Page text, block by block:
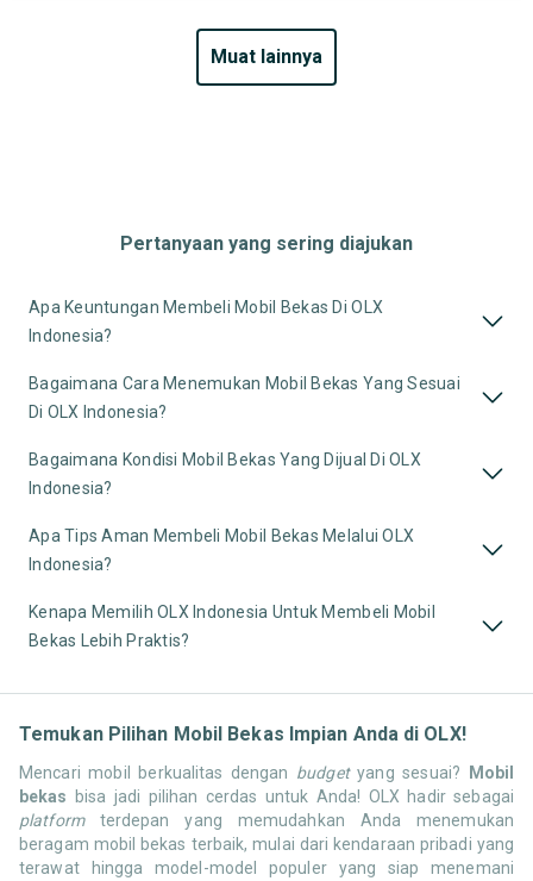
muat lainnya
Pertanyaan yang sering diajukan
Apa Keuntungan Membeli Mobil Bekas Di OLX
Indonesia?
Bagaimana Cara Menemukan Mobil Bekas Yang Sesuai
Di OLX Indonesia?
Bagaimana Kondisi Mobil Bekas Yang Dijual Di OLX
Indonesia?
Apa Tips Aman Membeli Mobil Bekas Melalui OLX
Indonesia?
Kenapa Memilih OLX Indonesia Untuk Membeli Mobil
Bekas Lebih Praktis?
Temukan Pilihan Mobil Bekas Impian Anda di OLX!
Mencari mobil berkualitas dengan budgetyang sesuai? Mobil
bekas bisa jadi pilihan cerdas untuk Anda! OLX hadir sebagai
platformterdepan yang memudahkan Anda menemukan
beragam mobil bekas terbaik, mulai dari kendaraan pribadi yang
terawat hingga model-model populer yang siap menemani